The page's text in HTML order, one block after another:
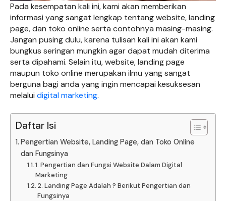
Pada kesempatan kali ini, kami akan memberikan
informasi yang sangat lengkap tentang website, landing
page, dan toko online serta contohnya masing-masing.
Jangan pusing dulu, karena tulisan kali ini akan kami
bungkus seringan mungkin agar dapat mudah diterima
serta dipahami. Selain itu, website, landing page
maupun toko online merupakan ilmu yang sangat
berguna bagi anda yang ingin mencapai kesuksesan
melalui digital marketing.
Daftar Isi
Pengertian Website, Landing Page, dan Toko Online
dan Fungsinya
1. Pengertian dan Fungsi Website Dalam Digital
Marketing
2. Landing Page Adalah ? Berikut Pengertian dan
Fungsinya